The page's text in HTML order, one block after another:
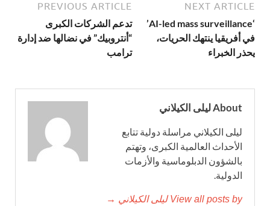
PREVIOUS ARTICLE
تدعم الشركات الكبرى
“أنتروبيك” في نضالها ضد إدارة
ترامب
NEXT ARTICLE
‘AI-led mass surveillance’
في أفريقيا ينتهك الحريات،
يحذر الخبراء
About ليلى الكيلاني
ليلى الكيلاني مراسلة دولية تتابع
الأحداث العالمية الكبرى، وتهتم
بالشؤون الدبلوماسية والأزمات
الدولية.
View all posts by ليلى الكيلاني →